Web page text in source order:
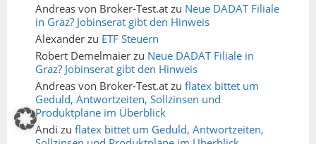
Andreas von Broker-Test.at zu Neue DADAT Filiale
in Graz? Jobinserat gibt den Hinweis
Alexander zu ETF Steuern
Robert Demelmaier zu Neue DADAT Filiale in
Graz? Jobinserat gibt den Hinweis
Andreas von Broker-Test.at zu flatex bittet um
Geduld, Antwortzeiten, Sollzinsen und
Produktpläne im Überblick
Andi zu flatex bittet um Geduld, Antwortzeiten,